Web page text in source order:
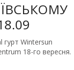
гурт Wintersun
18-го вересня.